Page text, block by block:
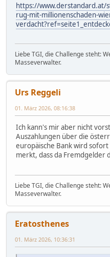
https://
rug-mit-millionenschaden-
Liebe TGI, die Challenge steht:
Masseverwalter.
Urs Reggeli
01. März 2026, 08:16:38
Ich kann's mir aber nicht
Auszahlungen über die
europäische Bank wird
merkt, dass da Fremdgelder
Liebe TGI, die Challenge steht:
Masseverwalter.
Eratosthenes
01. März 2026, 10:36:31